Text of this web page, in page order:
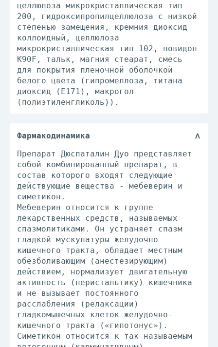
целлюлоза микрокристаллическая тип
200, гидроксипропилцеллюлоза с низкой
степенью замещения, кремния диоксид
коллоидный, целлюлоза
микрокристаллическая тип 102, повидон
К90F, тальк, магния стеарат, смесь
для покрытия пленочной оболочкой
белого цвета (гипромеллоза, титана
диоксид (E171), макрогол
(полиэтиленгликоль)).
Фармакодинамика
Препарат Дюспаталин Дуо представляет
собой комбинированный препарат, в
состав которого входят следующие
действующие вещества - мебеверин и
симетикон.
Мебеверин относится к группе
лекарственных средств, называемых
спазмолитиками. Он устраняет спазм
гладкой мускулатуры желудочно-
кишечного тракта, обладает местным
обезболивающим (анестезирующим)
действием, нормализует двигательную
активность (перистальтику) кишечника
и не вызывает постоянного
расслабления (релаксации)
гладкомышечных клеток желудочно-
кишечного тракта («гипотонус»).
Симетикон относится к так называемым